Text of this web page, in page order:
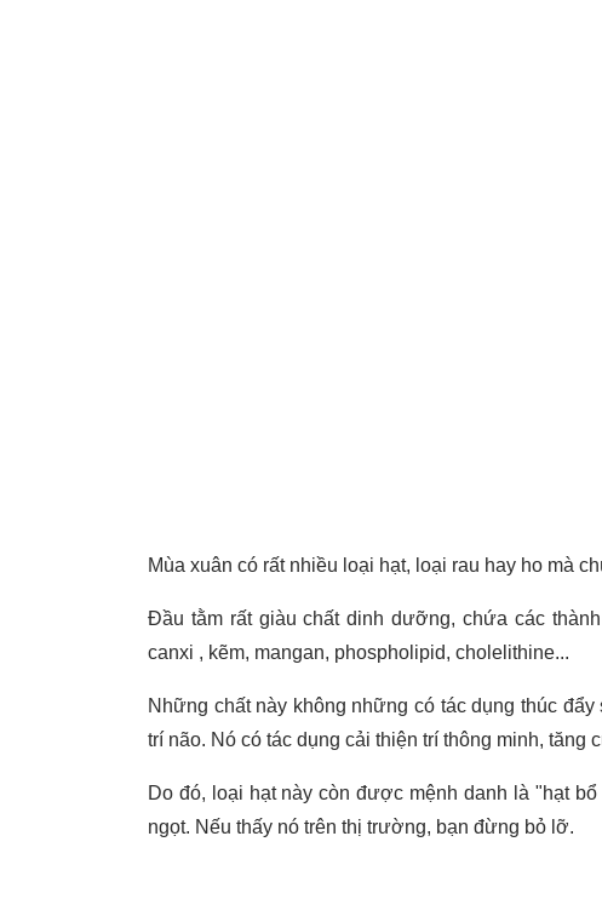
Mùa xuân có rất nhiều loại hạt, loại rau hay ho mà
Đầu tằm rất giàu chất dinh dưỡng, chứa các
canxi , kẽm, mangan, phospholipid, cholelithine...
Những chất này không những có tác dụng thúc
trí não. Nó có tác dụng cải thiện trí thông minh,
Do đó, loại hạt này còn được mệnh danh là "hạt
ngọt. Nếu thấy nó trên thị trường, bạn đừng bỏ lỡ.